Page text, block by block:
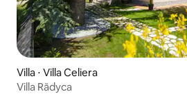
Villa ⋅ Villa Celiera
Villa Rādyca